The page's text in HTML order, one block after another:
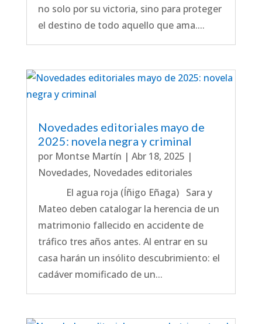
no solo por su victoria, sino para proteger
el destino de todo aquello que ama....
Novedades editoriales mayo de
2025: novela negra y criminal
por Montse Martín | Abr 18, 2025 |
Novedades, Novedades editoriales
El agua roja (Íñigo Eñaga) Sara y
Mateo deben catalogar la herencia de un
matrimonio fallecido en accidente de
tráfico tres años antes. Al entrar en su
casa harán un insólito descubrimiento: el
cadáver momificado de un...